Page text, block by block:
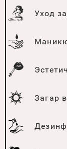
Уход
Загар